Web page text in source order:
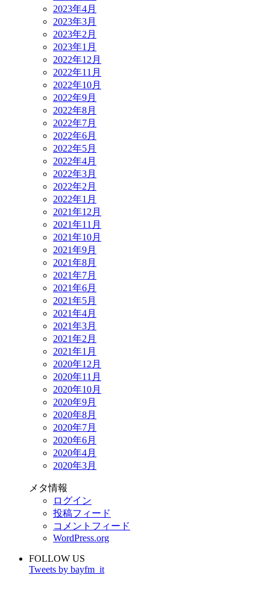
2023年4月
2023年3月
2023年2月
2023年1月
2022年12月
2022年11月
2022年10月
2022年9月
2022年8月
2022年7月
2022年6月
2022年5月
2022年4月
2022年3月
2022年2月
2022年1月
2021年12月
2021年11月
2021年10月
2021年9月
2021年8月
2021年7月
2021年6月
2021年5月
2021年4月
2021年3月
2021年2月
2021年1月
2020年12月
2020年11月
2020年10月
2020年9月
2020年8月
2020年7月
2020年6月
2020年4月
2020年3月
メタ情報
ログイン
投稿フィード
コメントフィード
WordPress.org
FOLLOW US
Tweets by bayfm_it